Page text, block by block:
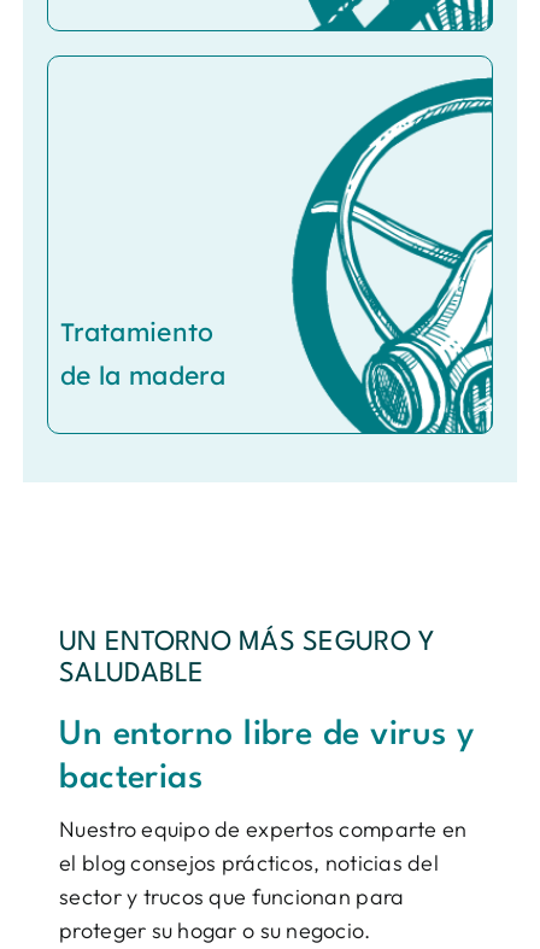
Tratamiento
de la madera
UN ENTORNO MÁS SEGURO Y
SALUDABLE
Un entorno libre de virus y
bacterias
Nuestro equipo de expertos comparte en
el blog consejos prácticos, noticias del
sector y trucos que funcionan para
proteger su hogar o su negocio.